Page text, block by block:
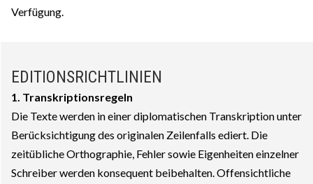
Verfügung.
EDITIONSRICHTLINIEN
1. Transkriptionsregeln
Die Texte werden in einer diplomatischen Transkription unter
Berücksichtigung des originalen Zeilenfalls ediert. Die
zeitübliche Orthographie, Fehler sowie Eigenheiten einzelner
Schreiber werden konsequent beibehalten. Offensichtliche